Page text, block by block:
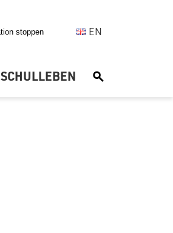
EN
SCHULLEBEN S